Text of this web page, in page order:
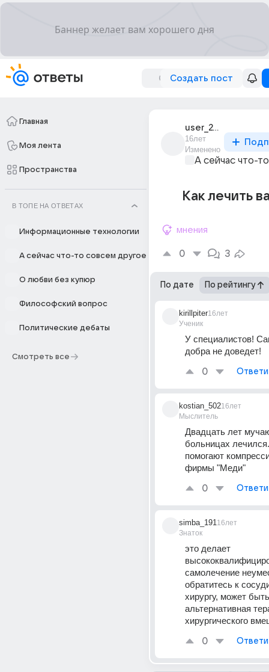
Создать пост
Главная
Моя лента
Пространства
В ТОПЕ НА ОТВЕТАХ
Информационные технологии
А сейчас что-то совсем другое
О любви без купюр
Философский вопрос
Политические дебаты
Смотреть все
user_24287624
16лет
Изменено
А сейчас что-
Как лечить
мнения
0 3
По дате По рейтингу
kirillpiter
Ученик
16лет
У специалистов!
добра не доведет!
0
kostian_502
Мыслитель
16лет
Двадцать лет
больницах
помогают
фирмы "Меди"
0
simba_191
Знаток
16лет
это делает
самолечение
обратитесь к
хирургу, может
альтернативная
хирургического
0